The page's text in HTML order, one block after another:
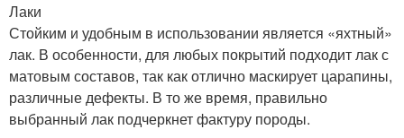
Лаки
Стойким и удобным в использовании является «яхтный»
лак. В особенности, для любых покрытий подходит лак с
матовым составов, так как отлично маскирует царапины,
различные дефекты. В то же время, правильно
выбранный лак подчеркнет фактуру породы.